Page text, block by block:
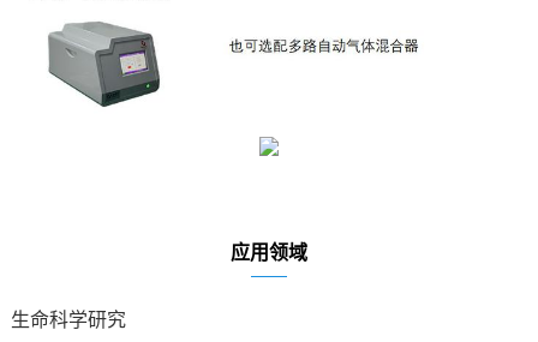
应用领域
生命科学研究